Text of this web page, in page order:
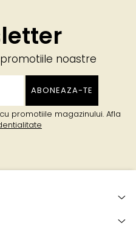
noastre
promotiile magazinului. Afla